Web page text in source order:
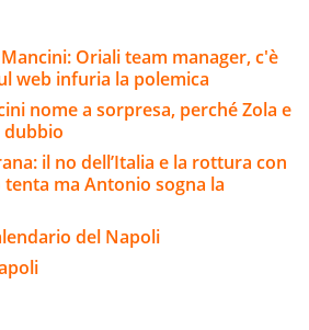
Oriali team manager, c'è
web infuria la polemica
nome a sorpresa, perché Zola e
dubbio
il no dell’Italia e la rottura con
ma Antonio sogna la
del Napoli